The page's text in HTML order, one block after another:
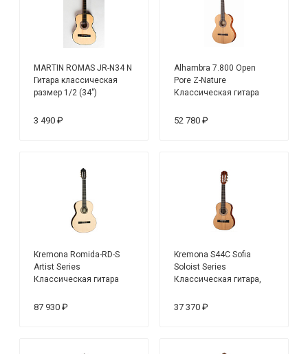
MARTIN ROMAS JR-N34 N
Гитара классическая
размер 1/2 (34")
3 490 ₽
Alhambra 7.800 Open
Pore Z-Nature
Классическая гитара
52 780 ₽
Kremona Romida-RD-S
Artist Series
Классическая гитара
87 930 ₽
Kremona S44C Sofia
Soloist Series
Классическая гитара,
37 370 ₽